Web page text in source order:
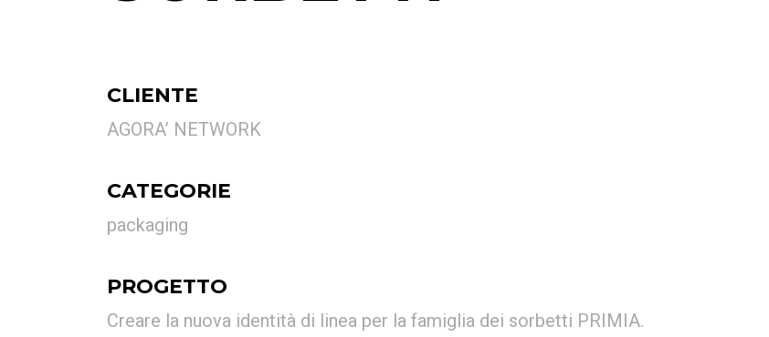
CLIENTE
AGORA’ NETWORK
CATEGORIE
packaging
PROGETTO
Creare la nuova identità di linea per la famiglia dei sorbetti PRIMIA.